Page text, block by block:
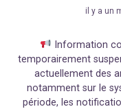
il y a un
Information
temporairement
actuellement des
notamment sur le
période, les